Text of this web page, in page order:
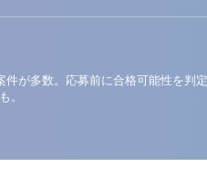
が多数。応募前に合格可能性を判
。